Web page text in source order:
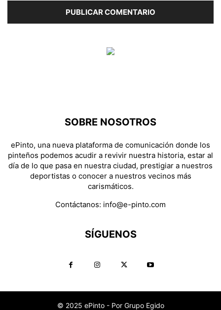
SOBRE NOSOTROS
ePinto, una nueva plataforma de comunicación donde los
pinteños podemos acudir a revivir nuestra historia, estar al
día de lo que pasa en nuestra ciudad, prestigiar a nuestros
deportistas o conocer a nuestros vecinos más
carismáticos.
Contáctanos: info@e-pinto.com
SÍGUENOS
© 2025 ePinto - Por Grupo Egido